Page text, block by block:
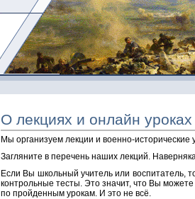
О лекциях и онлайн
Мы организуем лекции и военно-
Загляните в перечень наших лекций.
Если Вы школьный учитель или воспитатель,
контрольные тесты. Это значит, что Вы можете
по пройденным урокам. И это не всё.